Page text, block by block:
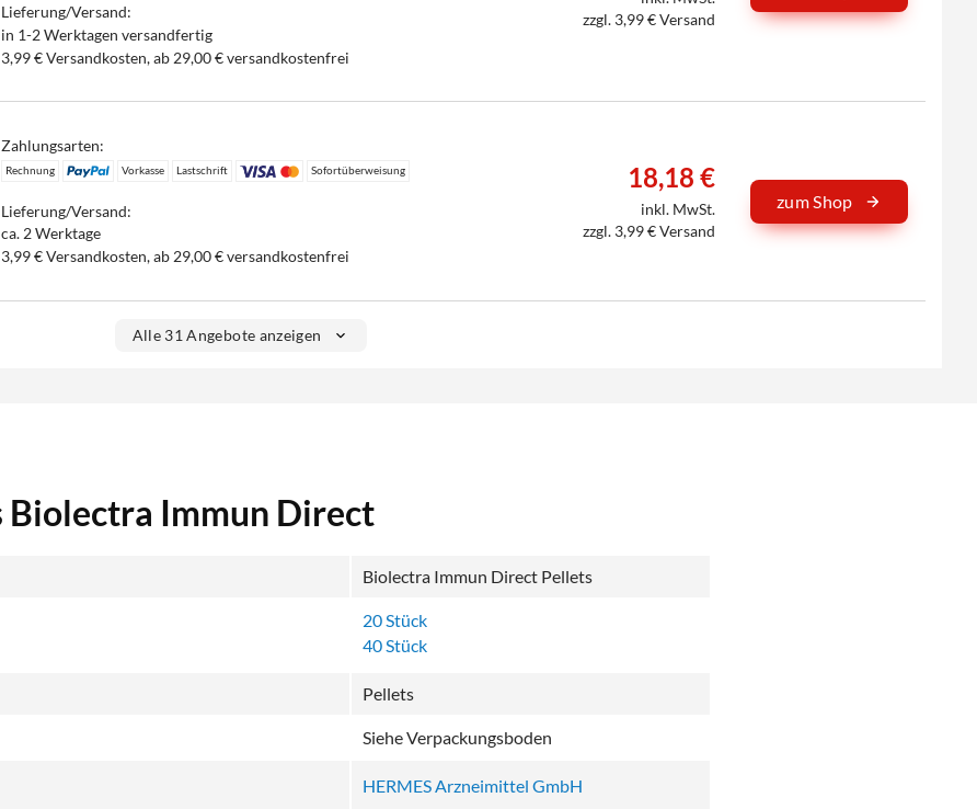
Lieferung/Versand:
in 1-2 Werktagen versandfertig
3,99 € Versandkosten, ab 29,00 € versandkostenfrei
zzgl. 3,99 € Versand
Zahlungsarten:
Rechnung Vorkasse Lastschrift Sofortüberweisung
Lieferung/Versand:
ca. 2 Werktage
3,99 € Versandkosten, ab 29,00 € versandkostenfrei
18,18 €
inkl. MwSt.
zzgl. 3,99 € Versand
zum Shop
Alle 31 Angebote anzeigen
Immun Direct
Biolectra Immun Direct Pellets
20 Stück
40 Stück
Pellets
Siehe Verpackungsboden
HERMES Arzneimittel GmbH